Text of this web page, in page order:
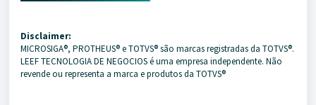
Disclaimer:
MICROSIGA®️, PROTHEUS®️ e TOTVS®️ são marcas registradas da TOTVS®️.
LEEF TECNOLOGIA DE NEGOCIOS é uma empresa independente. Não
revende ou representa a marca e produtos da TOTVS®️